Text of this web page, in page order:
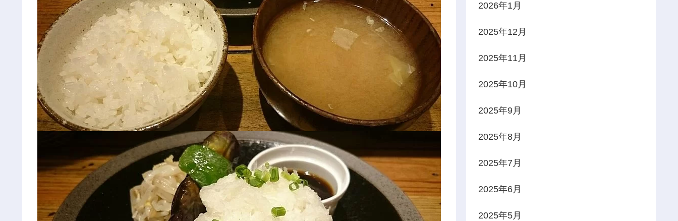
2026年1月
2025年12月
2025年11月
2025年10月
2025年9月
2025年8月
2025年7月
2025年6月
2025年5月